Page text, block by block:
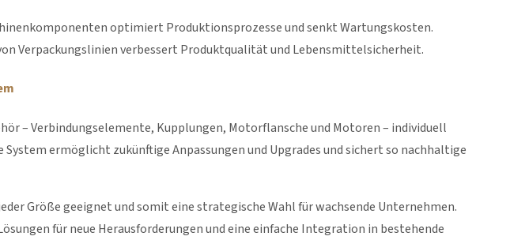
optimiert Produktionsprozesse und senkt Wartungskosten.
Verpackungslinien verbessert Produktqualität und Lebensmittelsicherheit.
– Verbindungselemente, Kupplungen, Motorflansche und Motoren – individuell
ermöglicht zukünftige Anpassungen und Upgrades und sichert so nachhaltige
Größe geeignet und somit eine strategische Wahl für wachsende Unternehmen.
für neue Herausforderungen und eine einfache Integration in bestehende